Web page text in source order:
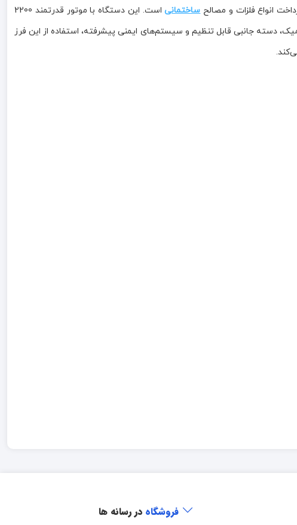
ساختمانی
است. این دستگاه با موتور قدرتمند 2200
دسته جانبی قابل تنظیم و سیستم‌های ایمنی پیشرفته، استفاده از این فرز
فروشگاه در رسانه ها